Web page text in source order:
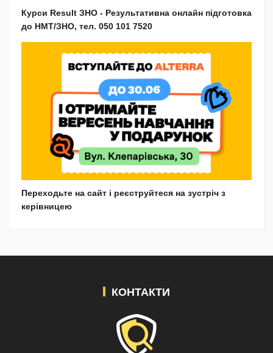
Курси Result ЗНО - Результативна онлайн підготовка
до НМТ/ЗНО, тел. 050 101 7520
Переходьте на сайт і реєструйтеся на зустріч з
керівницею
КОНТАКТИ